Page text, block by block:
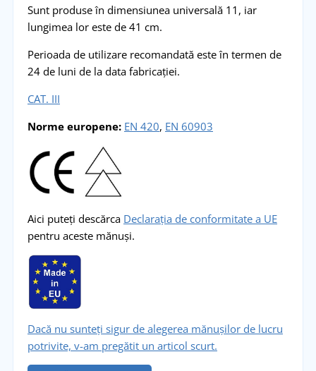
Sunt produse în dimensiunea universală 11, iar
lungimea lor este de 41 cm.
Perioada de utilizare recomandată este în termen de
24 de luni de la data fabricației.
CAT. III
Norme europene: EN 420, EN 60903
Aici puteți descărca Declarația de conformitate a UE
pentru aceste mănuși.
Dacă nu sunteți sigur de alegerea mănușilor de lucru
potrivite, v-am pregătit un articol scurt.